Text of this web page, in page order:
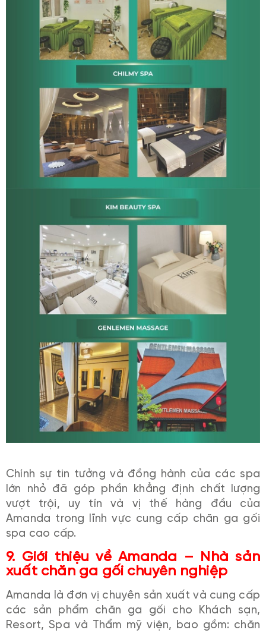
Chính sự tin tưởng và đồng hành của các spa
lớn nhỏ đã góp phần khẳng định chất lượng
vượt trội, uy tín và vị thế hàng đầu của
Amanda trong lĩnh vực cung cấp chăn ga gối
spa cao cấp.
9. Giới thiệu về Amanda – Nhà sản
xuất chăn ga gối chuyên nghiệp
Amanda là đơn vị chuyên sản xuất và cung cấp
các sản phẩm chăn ga gối cho Khách sạn,
Resort, Spa và Thẩm mỹ viện, bao gồm: chăn